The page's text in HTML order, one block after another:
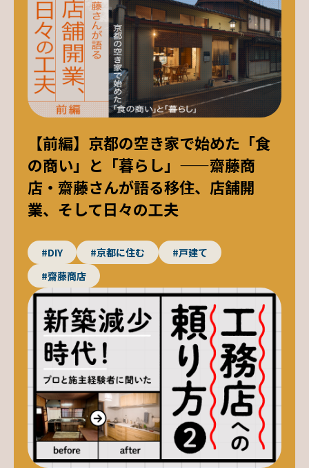
【前編】京都の空き家で始めた「食
の商い」と「暮らし」——齋藤商
店・齋藤さんが語る移住、店舗開
業、そして日々の工夫
#DIY #京都に住む
#戸建て
#齋藤商店